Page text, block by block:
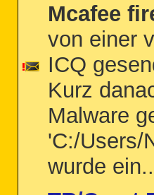
Mcafee
von einer
ICQ
Kurz
Malware
'C:/Users/
wurde